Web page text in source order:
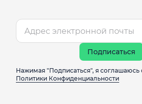
Подписаться
Нажимая "Подписаться", я соглашаюсь
Политики Конфиденциальности